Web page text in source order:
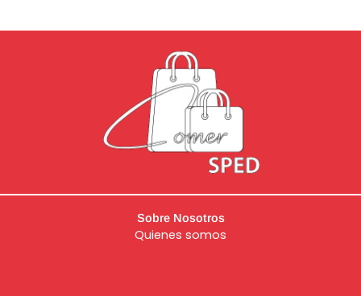
Sobre Nosotros
Quienes somos